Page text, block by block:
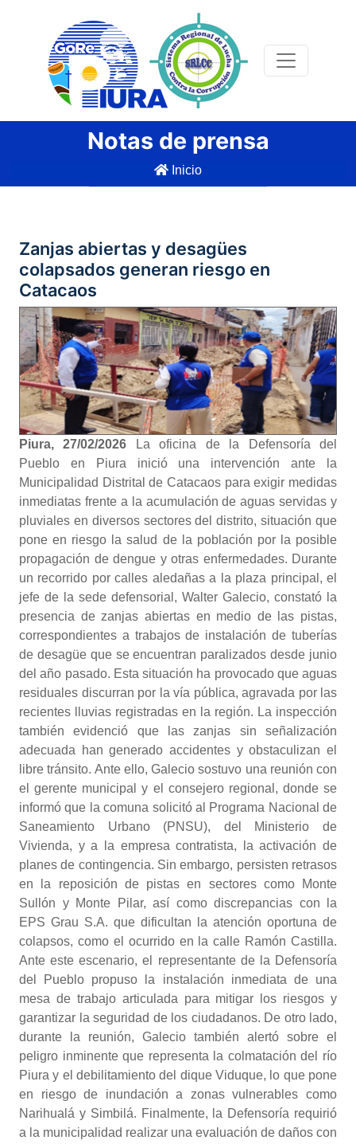
Notas de prensa
Inicio
Zanjas abiertas y desagües
colapsados generan riesgo en
Catacaos
Piura, 27/02/2026
La oficina de la Defensoría del
Pueblo en Piura inició una intervención ante la
Municipalidad Distrital de Catacaos para exigir medidas
inmediatas frente a la acumulación de aguas servidas y
pluviales en diversos sectores del distrito, situación que
pone en riesgo la salud de la población por la posible
propagación de dengue y otras enfermedades. Durante
un recorrido por calles aledañas a la plaza principal, el
jefe de la sede defensorial, Walter Galecio, constató la
presencia de zanjas abiertas en medio de las pistas,
correspondientes a trabajos de instalación de tuberías
de desagüe que se encuentran paralizados desde junio
del año pasado. Esta situación ha provocado que aguas
residuales discurran por la vía pública, agravada por las
recientes lluvias registradas en la región. La inspección
también evidenció que las zanjas sin señalización
adecuada han generado accidentes y obstaculizan el
libre tránsito. Ante ello, Galecio sostuvo una reunión con
el gerente municipal y el consejero regional, donde se
informó que la comuna solicitó al Programa Nacional de
Saneamiento Urbano (PNSU), del Ministerio de
Vivienda, y a la empresa contratista, la activación de
planes de contingencia. Sin embargo, persisten retrasos
en la reposición de pistas en sectores como Monte
Sullón y Monte Pilar, así como discrepancias con la
EPS Grau S.A. que dificultan la atención oportuna de
colapsos, como el ocurrido en la calle Ramón Castilla.
Ante este escenario, el representante de la Defensoría
del Pueblo propuso la instalación inmediata de una
mesa de trabajo articulada para mitigar los riesgos y
garantizar la seguridad de los ciudadanos. De otro lado,
durante la reunión, Galecio también alertó sobre el
peligro inminente que representa la colmatación del río
Piura y el debilitamiento del dique Viduque, lo que pone
en riesgo de inundación a zonas vulnerables como
Narihualá y Simbilá. Finalmente, la Defensoría requirió
a la municipalidad realizar una evaluación de daños con